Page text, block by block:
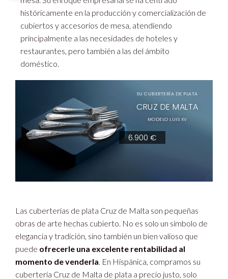
históricamente en la producción y comercialización de
cubiertos y accesorios de mesa, atendiendo
principalmente a las necesidades de hoteles y
restaurantes, pero también a las del ámbito
doméstico.
SU CUBERTERÍA DE PLATA
CRUZ DE MALTA
MODELO LUIS XV
6.900 €
Las cuberterías de plata Cruz de Malta son pequeñas
obras de arte hechas cubierto. No es solo un símbolo de
elegancia y tradición, sino también un bien valioso que
puede ofrecerle una excelente rentabilidad al
momento de venderla. En Hispánica, compramos su
cubertería Cruz de Malta de plata a precio justo, solo